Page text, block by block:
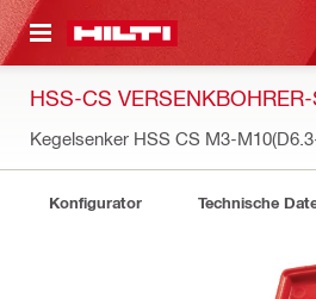
HSS-CS VERSENKBOHRER-
Kegelsenker HSS CS M3-
Konfigurator Technische